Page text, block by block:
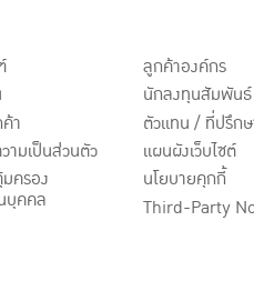
า
ามเป็นส่วนตัว
ครอง
บุคคล
ลูกค้าองค์กร
นักลงทุนสัมพันธ์
ตัวแทน / ที่ปรึก
แผนผังเว็บไซต์
นโยบายคุกกี้
Third-Party